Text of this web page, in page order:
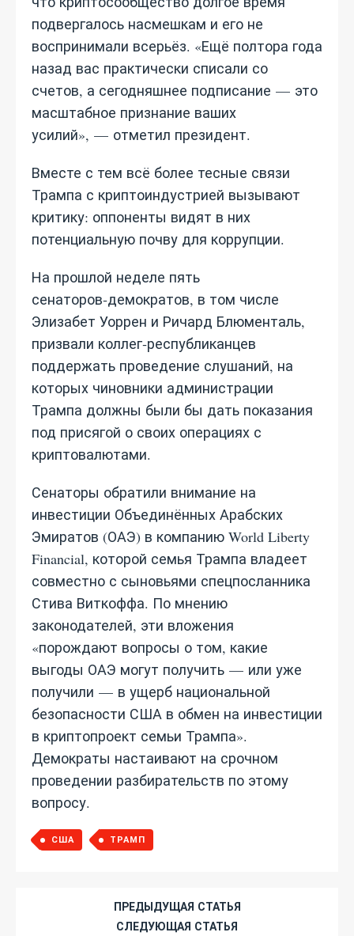
подвергалось насмешкам и его не
воспринимали всерьёз. «Ещё полтора года
назад вас практически списали со
счетов, а сегодняшнее подписание — это
масштабное признание ваших
усилий», — отметил президент.
Вместе с тем всё более тесные связи
Трампа с криптоиндустрией вызывают
критику: оппоненты видят в них
потенциальную почву для коррупции.
На прошлой неделе пять
сенаторов‑демократов, в том числе
Элизабет Уоррен и Ричард Блюменталь,
призвали коллег‑республиканцев
поддержать проведение слушаний, на
которых чиновники администрации
Трампа должны были бы дать показания
под присягой о своих операциях с
криптовалютами.
Сенаторы обратили внимание на
инвестиции Объединённых Арабских
Эмиратов (ОАЭ) в компанию World Liberty
Financial, которой семья Трампа владеет
совместно с сыновьями спецпосланника
Стива Виткоффа. По мнению
законодателей, эти вложения
«порождают вопросы о том, какие
выгоды ОАЭ могут получить — или уже
получили — в ущерб национальной
безопасности США в обмен на инвестиции
в криптопроект семьи Трампа».
Демократы настаивают на срочном
проведении разбирательств по этому
вопросу.
США ТРАМП
ПРЕДЫДУЩАЯ СТАТЬЯ
СЛЕДУЮЩАЯ СТАТЬЯ